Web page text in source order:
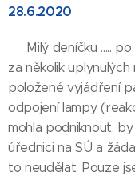
28.6.2020
Milý deníčku ..... po
za několik
položené vyjádření
odpojení lampy
mohla podniknout,
úřednici na SÚ a
to neudělat. Pouze